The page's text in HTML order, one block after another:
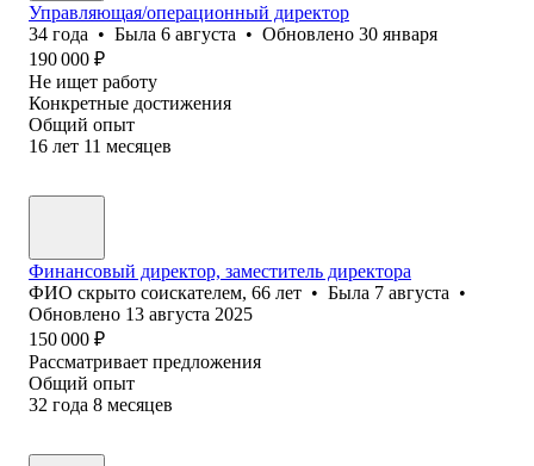
Управляющая/операционный директор
34 года • Была 6 августа • Обновлено 30 января
190 000 ₽
Не ищет работу
Конкретные достижения
Общий опыт
16 лет 11 месяцев
Финансовый директор, заместитель директора
ФИО скрыто соискателем, 66 лет • Была 7 августа •
Обновлено 13 августа 2025
150 000 ₽
Рассматривает предложения
Общий опыт
32 года 8 месяцев